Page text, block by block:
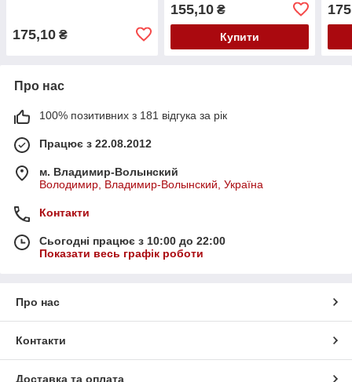
175,10 ₴
155,10₴
Купити
Про нас
100% позитивних з 181 відгука за рік
Працює з 22.08.2012
м. Владимир-Волынский
Володимир, Владимир-Волынский, Україна
Контакти
Сьогодні працює з 10:00 до 22:00
Показати весь графік роботи
Про нас
Контакти
Доставка та оплата